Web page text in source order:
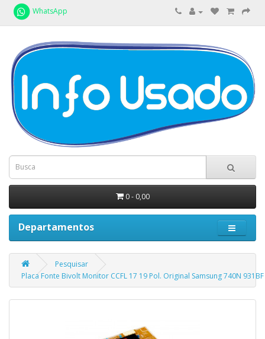
WhatsApp
0 - 0,00
Departamentos
Pesquisar
Placa Fonte Bivolt Monitor CCFL 17 19 Pol. Original Samsung 740N